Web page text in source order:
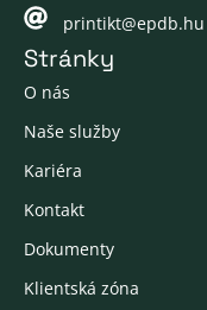
printikt@epdb.hu
Stránky
O nás
Naše služby
Kariéra
Kontakt
Dokumenty
Klientská zóna